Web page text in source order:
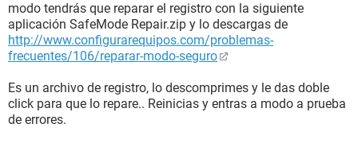
modo tendrás que reparar el registro con la siguiente
aplicación SafeMode Repair.zip y lo descargas de
http://www.configurarequipos.com/problemas-
frecuentes/106/reparar-modo-seguro
Es un archivo de registro, lo descomprimes y le das doble
click para que lo repare.. Reinicias y entras a modo a prueba
de errores.